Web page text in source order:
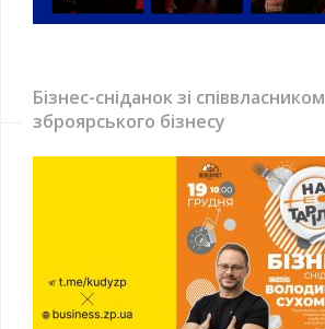
Бізнес-сніданок зі співвласником
зброярського бізнесу